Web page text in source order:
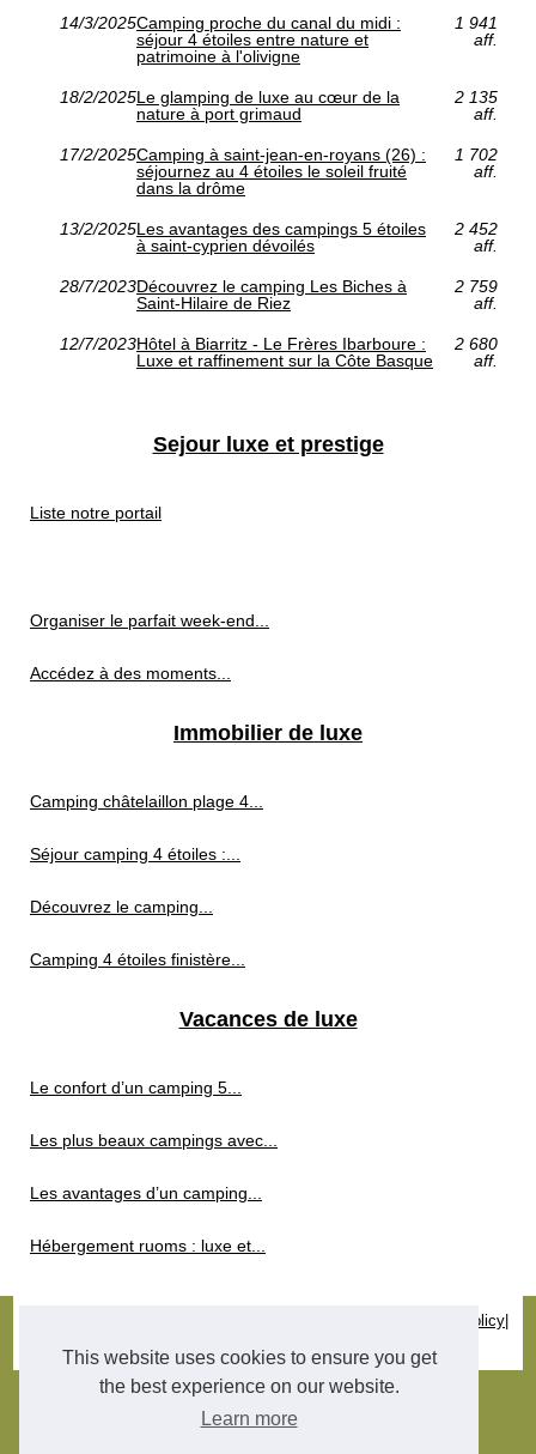
This website uses cookies to ensure you get
the best experience on our website.
Learn more
14/3/2025Camping proche du canal du midi :
séjour 4 étoiles entre nature et
patrimoine à l'olivigne
1 941
aff.
18/2/2025Le glamping de luxe au cœur de la
nature à port grimaud
2 135
aff.
17/2/2025Camping à saint-jean-en-royans (26) :
séjournez au 4 étoiles le soleil fruité
dans la drôme
1 702
aff.
13/2/2025Les avantages des campings 5 étoiles
à saint-cyprien dévoilés
2 452
aff.
28/7/2023Découvrez le camping Les Biches à
Saint-Hilaire de Riez
2 759
aff.
12/7/2023Hôtel à Biarritz - Le Frères Ibarboure :
Luxe et raffinement sur la Côte Basque
2 680
aff.
Sejour luxe et prestige
Liste notre portail
Organiser le parfait week-end...
Accédez à des moments...
Immobilier de luxe
Camping châtelaillon plage 4...
Séjour camping 4 étoiles :...
Découvrez le camping...
Camping 4 étoiles finistère...
Vacances de luxe
Le confort d’un camping 5...
Les plus beaux campings avec...
Les avantages d’un camping...
Hébergement ruoms : luxe et...
Cookies Policy
Site réalisé avec SPIP